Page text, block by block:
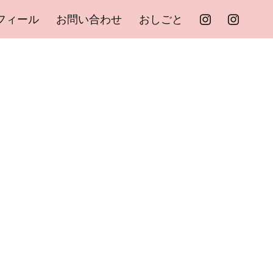
ィール お問い合わせ おしごと  